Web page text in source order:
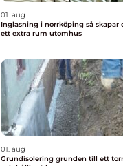
01. aug
Inglasning i norrköping så skapar du
ett extra rum utomhus
01. aug
Grundisolering grunden till ett torrt